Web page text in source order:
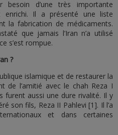
besoin d’une très importante
enrichi. Il a présenté une liste
la fabrication de médicaments.
que jamais l’Iran n’a utilisé
s’est rompue.
?
islamique et de restaurer la
de l’amitié avec le chah Reza I
furent aussi une dure rivalité. Il y
son fils, Reza II Pahlevi [1]. Il l’a
et dans certaines